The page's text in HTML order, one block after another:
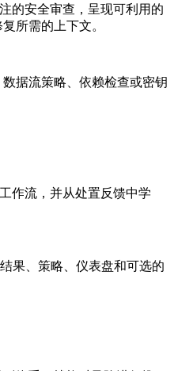
的安全审查，呈现可利用的
所需的上下文。
据流策略、依赖检查或密钥
作流，并从处置反馈中学
果、策略、仪表盘和可选的